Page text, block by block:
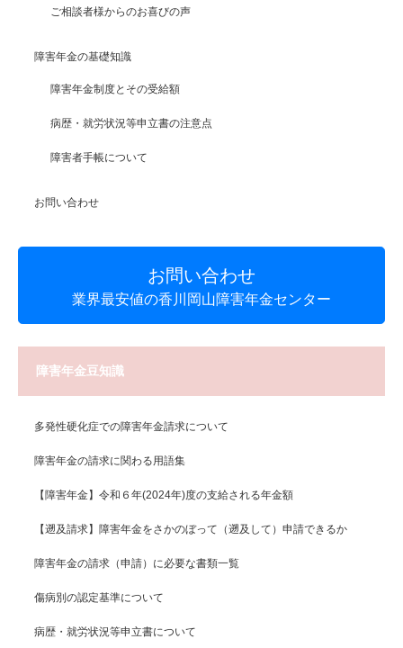
ご相談者様からのお喜びの声
障害年金の基礎知識
障害年金制度とその受給額
病歴・就労状況等申立書の注意点
障害者手帳について
お問い合わせ
お問い合わせ
業界最安値の香川岡山障害年金センター
障害年金豆知識
多発性硬化症での障害年金請求について
障害年金の請求に関わる用語集
【障害年金】令和６年(2024年)度の支給される年金額
【遡及請求】障害年金をさかのぼって（遡及して）申請できるか
障害年金の請求（申請）に必要な書類一覧
傷病別の認定基準について
病歴・就労状況等申立書について